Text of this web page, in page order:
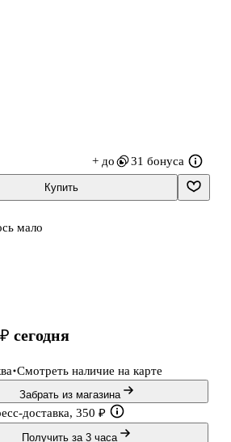
+ до 31 бонуса
Купить
мало
сегодня
Смотреть наличие на карте
Забрать из магазина
доставка, 350 ₽
Получить за 3 часа